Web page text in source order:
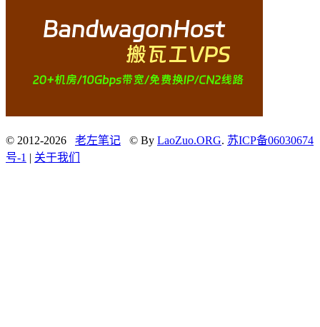
© 2012-2026 老左笔记 © By LaoZuo.ORG. 苏ICP备06030674
号-1 | 关于我们